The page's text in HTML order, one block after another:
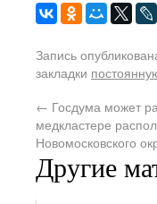
Запись
закладки
← Госдума может
медкластере
Новомосковского
Другие